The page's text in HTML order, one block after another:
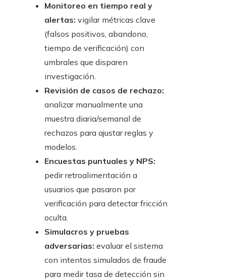
Monitoreo en tiempo real y
alertas: vigilar métricas clave
(falsos positivos, abandono,
tiempo de verificación) con
umbrales que disparen
investigación.
Revisión de casos de rechazo:
analizar manualmente una
muestra diaria/semanal de
rechazos para ajustar reglas y
modelos.
Encuestas puntuales y NPS:
pedir retroalimentación a
usuarios que pasaron por
verificación para detectar fricción
oculta.
Simulacros y pruebas
adversarias: evaluar el sistema
con intentos simulados de fraude
para medir tasa de detección sin